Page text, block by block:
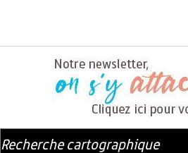
Recherche cartographique